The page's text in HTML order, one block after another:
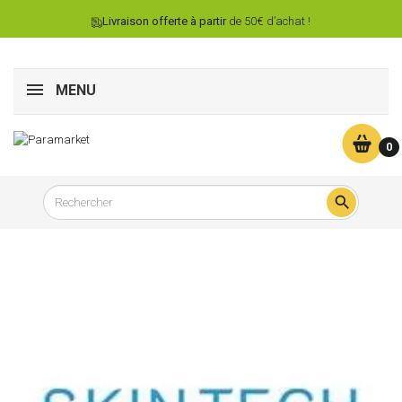
Livraison offerte à partirde 50€ d’achat !
MENU
0
